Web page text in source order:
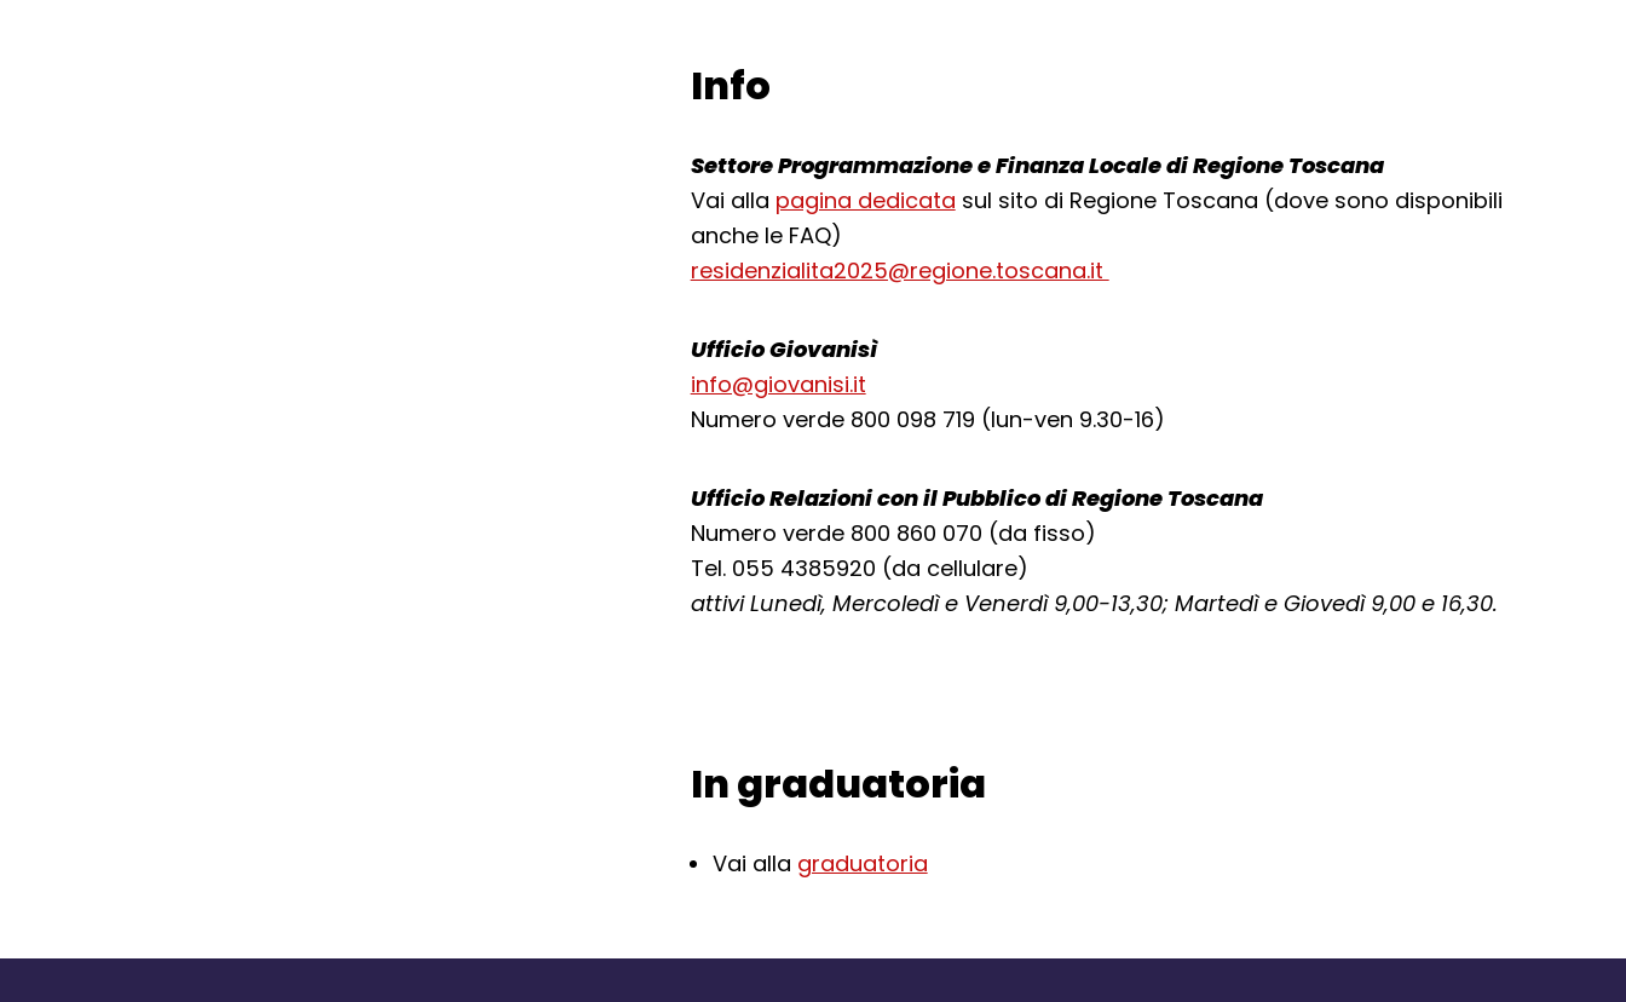
Info
Settore Programmazione e Finanza Locale di Regione Toscana
Vai alla pagina dedicata sul sito di Regione Toscana (dove sono disponibili
anche le FAQ)
residenzialita2025@regione.toscana.it
Ufficio Giovanisì
info@giovanisi.it
Numero verde 800 098 719 (lun-ven 9.30-16)
Ufficio Relazioni con il Pubblico di Regione Toscana
Numero verde 800 860 070 (da fisso)
Tel. 055 4385920 (da cellulare)
attivi Lunedì, Mercoledì e Venerdì 9,00-13,30; Martedì e Giovedì 9,00 e 16,30.
Torna alla navigazione
In graduatoria
Vai alla graduatoria
Torna alla navigazione